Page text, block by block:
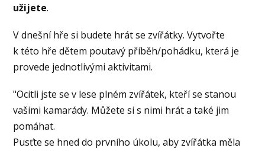
užijete.
V dnešní hře si budete hrát se zvířátky. Vytvořte
k této hře dětem poutavý příběh/pohádku, která je
provede jednotlivými aktivitami.
"Ocitli jste se v lese plném zvířátek, kteří se stanou
vašimi kamarády. Můžete si s nimi hrát a také jim
pomáhat.
Pusťte se hned do prvního úkolu, aby zvířátka měla